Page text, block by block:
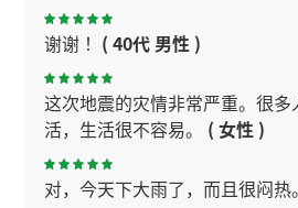
谢谢！ ( 40代 男性 )
这次地震的灾情非常严重。很
活，生活很不容易。 ( 女性 )
对，今天下大雨了，而且很闷热